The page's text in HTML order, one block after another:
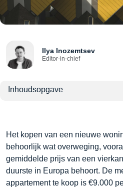
Ilya Inozemtsev
Editor-in-chief
Inhoudsopgave
Het kopen van een nieuwe
behoorlijk wat overweging,
gemiddelde prijs van een
duurste in Europa behoort. De
appartement te koop is €9.000